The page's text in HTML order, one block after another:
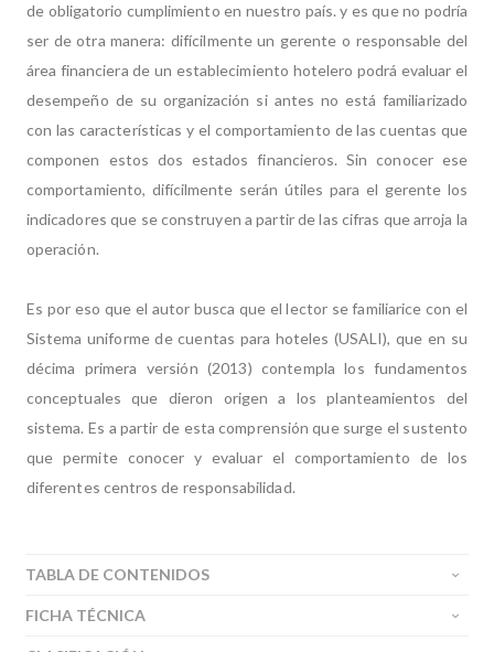
de obligatorio cumplimiento en nuestro país. y es que no podría
ser de otra manera: difícilmente un gerente o responsable del
área financiera de un establecimiento hotelero podrá evaluar el
desempeño de su organización si antes no está familiarizado
con las características y el comportamiento de las cuentas que
componen estos dos estados financieros. Sin conocer ese
comportamiento, difícilmente serán útiles para el gerente los
indicadores que se construyen a partir de las cifras que arroja la
operación.
Es por eso que el autor busca que el lector se familiarice con el
Sistema uniforme de cuentas para hoteles (USALI), que en su
décima primera versión (2013) contempla los fundamentos
conceptuales que dieron origen a los planteamientos del
sistema. Es a partir de esta comprensión que surge el sustento
que permite conocer y evaluar el comportamiento de los
diferentes centros de responsabilidad.
TABLA DE CONTENIDOS
FICHA TÉCNICA